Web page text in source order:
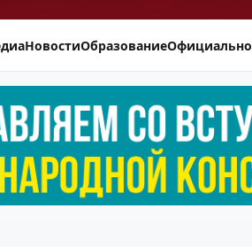
НовостиОбразованиеОфициально